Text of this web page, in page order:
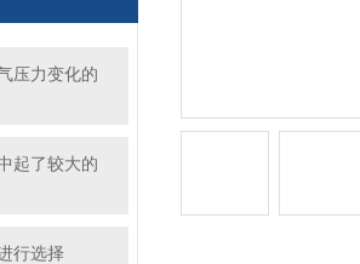
压力变化的
起了较大的
行选择